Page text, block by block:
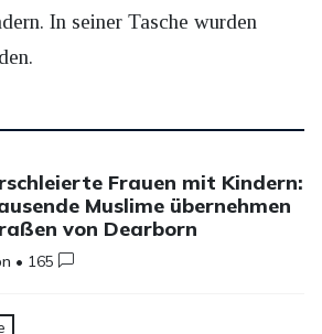
In seiner Tasche wurden
Frauen mit Kindern:
Muslime übernehmen
von Dearborn
• 165